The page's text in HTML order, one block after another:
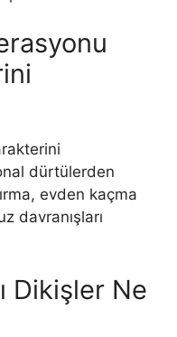
dürtülerden
evden kaçma
davranışları
Dikişler Ne